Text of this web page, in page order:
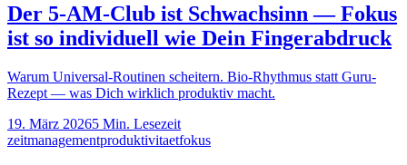
Der 5-AM-Club ist Schwachsinn — Fokus
ist so individuell wie Dein Fingerabdruck
Warum Universal-Routinen scheitern. Bio-Rhythmus statt Guru-
Rezept — was Dich wirklich produktiv macht.
19. März 20265 Min. Lesezeit
zeitmanagementproduktivitaetfokus